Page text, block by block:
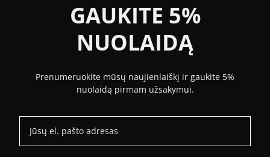
GAUKITE 5%
NUOLAIDĄ
Prenumeruokite mūsų naujienlaiškį ir gaukite 5%
nuolaidą pirmam užsakymui.